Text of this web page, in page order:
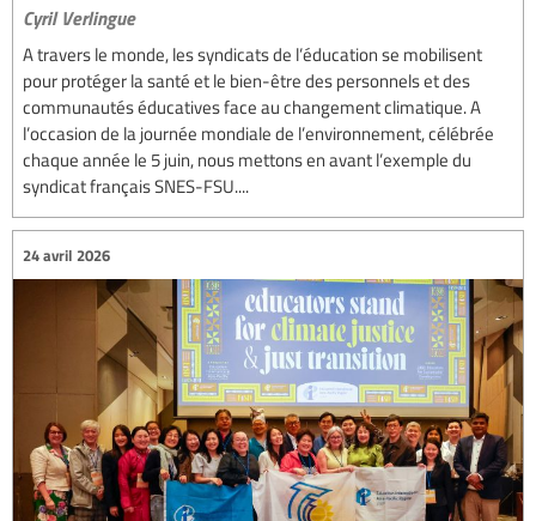
Cyril Verlingue
A travers le monde, les syndicats de l’éducation se mobilisent
pour protéger la santé et le bien-être des personnels et des
communautés éducatives face au changement climatique. A
l’occasion de la journée mondiale de l’environnement, célébrée
chaque année le 5 juin, nous mettons en avant l’exemple du
syndicat français SNES-FSU....
24 avril 2026